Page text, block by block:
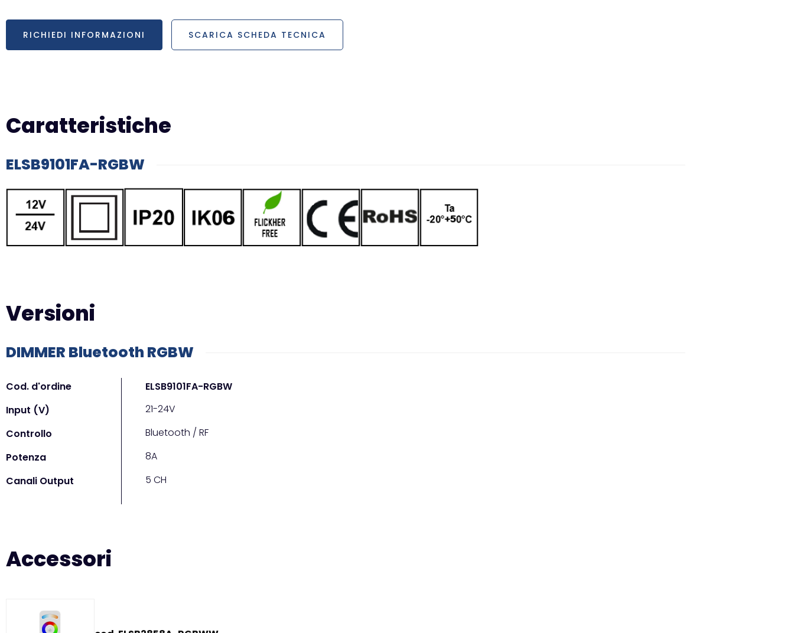
RICHIEDI INFORMAZIONI SCARICA SCHEDA TECNICA
Caratteristiche
ELSB9101FA-RGBW
Versioni
DIMMER Bluetooth RGBW
Cod. d'ordine
Input (V)
Controllo
Potenza
Canali Output
ELSB9101FA-RGBW
21-24V
Bluetooth / RF
8A
5 CH
Accessori